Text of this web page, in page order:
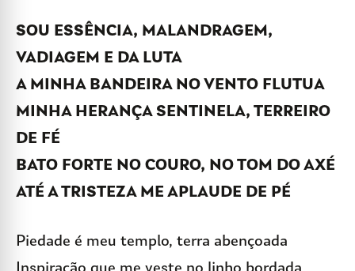
SOU ESSÊNCIA, MALANDRAGEM,
VADIAGEM E DA LUTA
A MINHA BANDEIRA NO VENTO FLUTUA
MINHA HERANÇA SENTINELA, TERREIRO
DE FÉ
BATO FORTE NO COURO, NO TOM DO AXÉ
ATÉ A TRISTEZA ME APLAUDE DE PÉ
Piedade é meu templo, terra abençoada